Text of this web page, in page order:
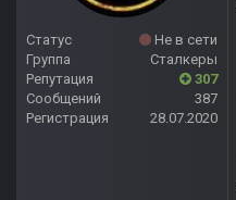
Статус
Не в сети
Группа
Сталкеры
Репутация
307
Сообщений
387
Регистрация
28.07.2020